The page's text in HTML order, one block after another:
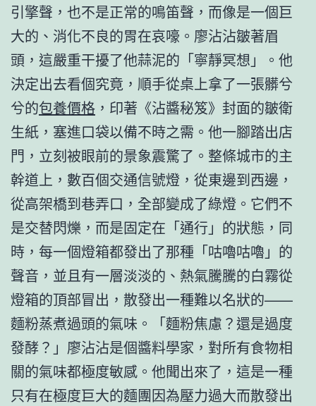
引擎聲，也不是正常的鳴笛聲，而像是一個巨
大的、消化不良的胃在哀嚎。廖沾沾皺著眉
頭，這嚴重干擾了他蒜泥的「寧靜冥想」。他
決定出去看個究竟，順手從桌上拿了一張髒兮
兮的包養價格 ，印著《沾醬秘笈》封面的皺衛
生紙，塞進口袋以備不時之需。他一腳踏出店
門，立刻被眼前的景象震驚了。整條城市的主
幹道上，數百個交通信號燈，從東邊到西邊，
從高架橋到巷弄口，全部變成了綠燈。它們不
是交替閃爍，而是固定在「通行」的狀態，同
時，每一個燈箱都發出了那種「咕嚕咕嚕」的
聲音，並且有一層淡淡的、熱氣騰騰的白霧從
燈箱的頂部冒出，散發出一種難以名狀的——
麵粉蒸煮過頭的氣味。「麵粉焦慮？還是過度
發酵？」廖沾沾是個醬料學家，對所有食物相
關的氣味都極度敏感。他聞出來了，這是一種
只有在極度巨大的麵團因為壓力過大而散發出